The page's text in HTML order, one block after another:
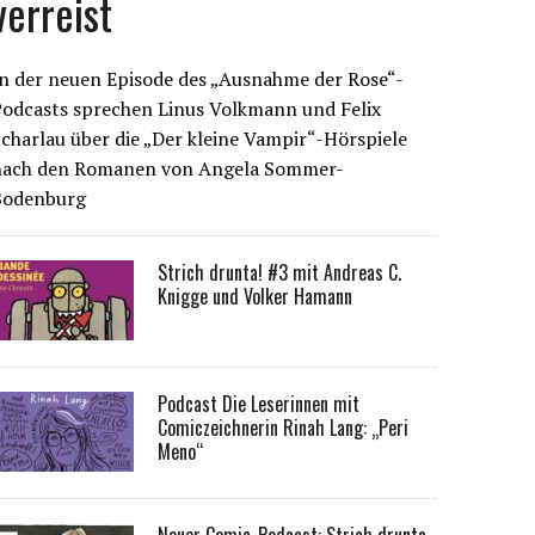
der neuen Episode des „Ausnahme der Rose“-
sprechen Linus Volkmann und Felix
über die „Der kleine Vampir“-Hörspiele
den Romanen von Angela Sommer-
Strich drunta! #3 mit Andreas C.
Knigge und Volker Hamann
Podcast Die Leserinnen mit
Comiczeichnerin Rinah Lang: „Peri
Meno“